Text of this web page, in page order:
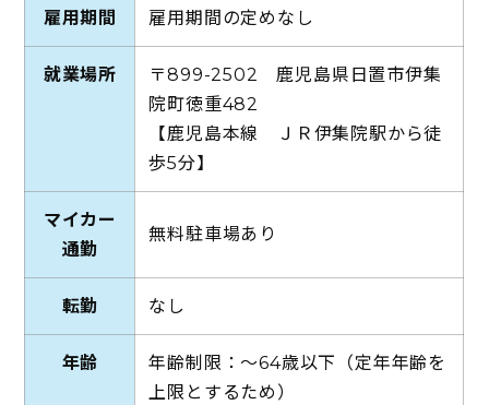
雇用期間 雇用期間の定めなし
就業場所
〒899-2502 鹿児島県日置市伊集
院町徳重482
【鹿児島本線 ＪＲ伊集院駅から徒
歩5分】
マイカー
通勤
無料駐車場あり
転勤 なし
年齢
年齢制限：～64歳以下（定年年齢を
上限とするため）